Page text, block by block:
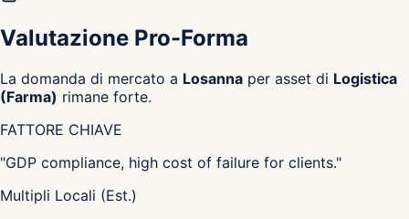
Valutazione Pro-Forma
La domanda di mercato a Losanna per asset di Logistica
(Farma) rimane forte.
FATTORE CHIAVE
"GDP compliance, high cost of failure for clients."
Multipli Locali (Est.)